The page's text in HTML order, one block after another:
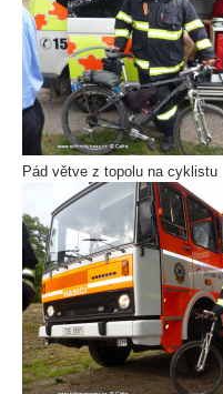
Pád větve z topolu na cyklistu